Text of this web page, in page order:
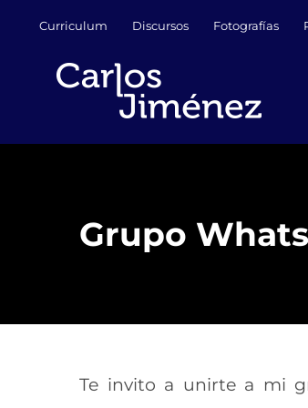
contenido
Curriculum Discursos Fotografías
Grupo
Te invito a unirte a mi